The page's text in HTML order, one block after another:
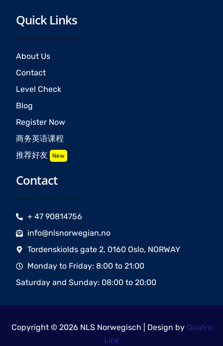
Quick Links
About Us
Contact
Level Check
Blog
Register Now
商务英语课程
推荐好友 New
Contact
+ 47 90814756
info@nlsnorwegian.no
Tordenskiolds gate 2, 0160 Oslo, NORWAY
Monday to Friday: 8:00 to 21:00
Saturday and Sunday: 08:00 to 20:00
Copyright © 2026 NLS Norwegisch | Design by Quatro
Link